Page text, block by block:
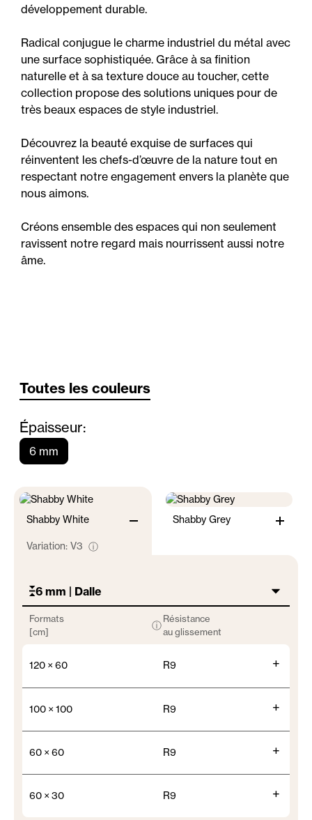
développement durable.
Radical conjugue le charme industriel du métal avec
une surface sophistiquée. Grâce à sa finition
naturelle et à sa texture douce au toucher, cette
collection propose des solutions uniques pour de
très beaux espaces de style industriel.
Découvrez la beauté exquise de surfaces qui
réinventent les chefs-d’œuvre de la nature tout en
respectant notre engagement envers la planète que
nous aimons.
Créons ensemble des espaces qui non seulement
ravissent notre regard mais nourrissent aussi notre
âme.
Toutes les couleurs
Épaisseur:
6 mm
Shabby White
Variation: V3 ⓘ
6 mm | Dalle
Formats
[cm]
Résistance
au glissement
ⓘ
120 × 60 R9 +
100 × 100 R9 +
60 × 60 R9 +
60 × 30 R9 +
Shabby Grey